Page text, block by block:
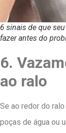
6 sinais de que
fazer antes do
6.
ao ralo
Se ao redor do
poças de água ou